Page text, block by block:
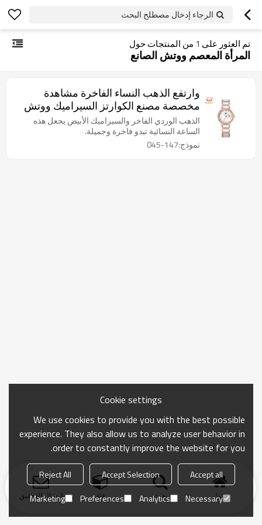
الرجاء إدخال مصطلح البحث
تم العثور على 1 من المنتجات حول
المرأة المعصم ووتش الصانع
وارتفع الذهب النساء الفاخرة مشاهدة
مخصصة مصنع الكوارتز السيراميك ووتش
الذهب الوردي الفاخر والسيراميك الأبيض يجعل هذه
الساعة النسائية تبدو فاخرة وجميلة.
نموذج:147-045
منزل بحث فئة ارسال التحقيق
Cookie settings
We use cookies to provide you with the best possible
experience. They also allow us to analyze user behavior in
order to constantly improve the website for you.
Accept all
Accept Selection
Reject All
Necessary
Analytics
Preferences
Marketing